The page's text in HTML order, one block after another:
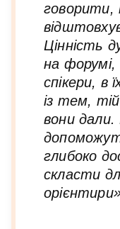
говорити,
Цінність
на форумі,
спікери, в
із тем,
вони дали.
глибоко
скласти